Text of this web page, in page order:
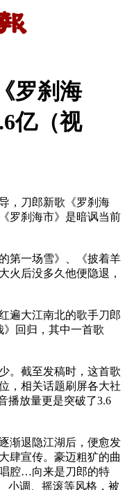
罗刹海
亿（视
，刀郎新歌《罗刹海
罗刹海市》是暗讽当前
第一场雪》、《披着羊
火后没多久他便隐退，
遍大江南北的歌手刀郎
》回归，其中一首歌
。截至发稿时，这首歌
，相关话题刷屏各大社
播放量更是突破了3.6
渐退隐江湖后，便愈发
肆宣传。豪迈粗犷的曲
腔…向来是刀郎的特
小调、摇滚等风格，被